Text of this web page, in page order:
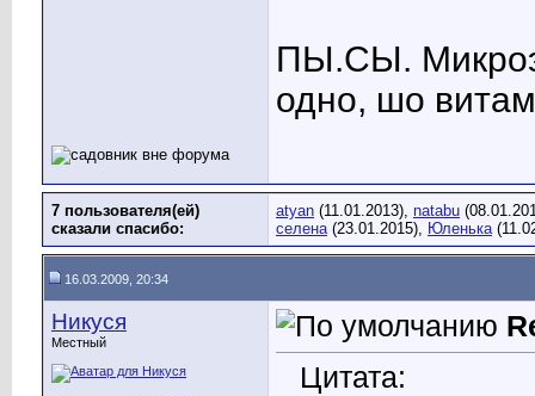
ПЫ.СЫ.
одно, шо
7 пользователя(ей)
сказали cпасибо:
atyan (11.01.2013), natabu
селена(23.01.2015), Юленька
16.03.2009, 20:34
Никуся
Местный
Цитата: